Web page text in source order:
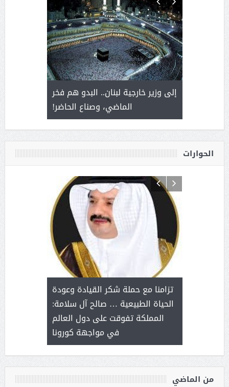
سلمان
إلى وزير خارجية لبنان.. البدو هم فخر
الماضي، وصناع الحاضر!
من عشق
الحوارات
مع
بنت
تزامنا مع حملة شكر القيادة وعودة
الحياة الطبيعية … صالح آل سلامة:
المملكة تفوقت على دول العالم
في مواجهة كورونا
آل شرمه:
على برامج
هي أساس
من الماضي